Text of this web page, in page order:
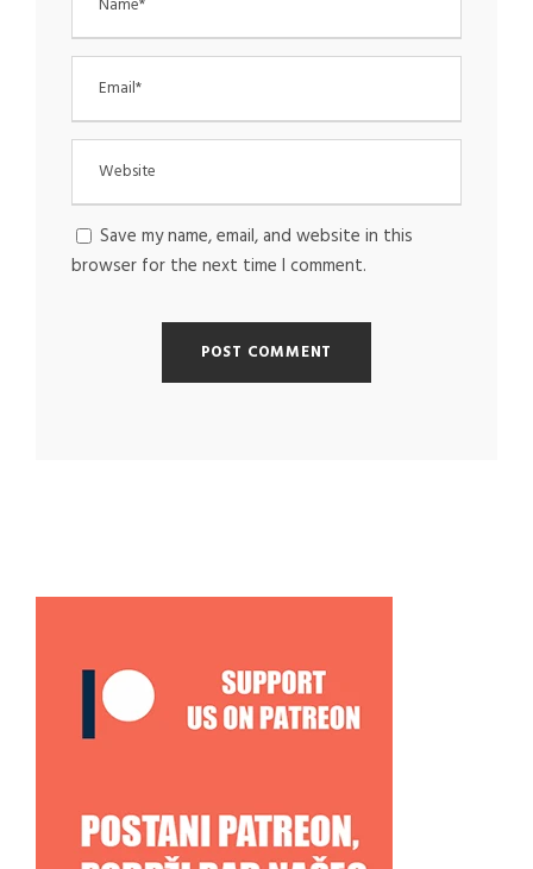
Save my name, email, and website in this
browser for the next time I comment.